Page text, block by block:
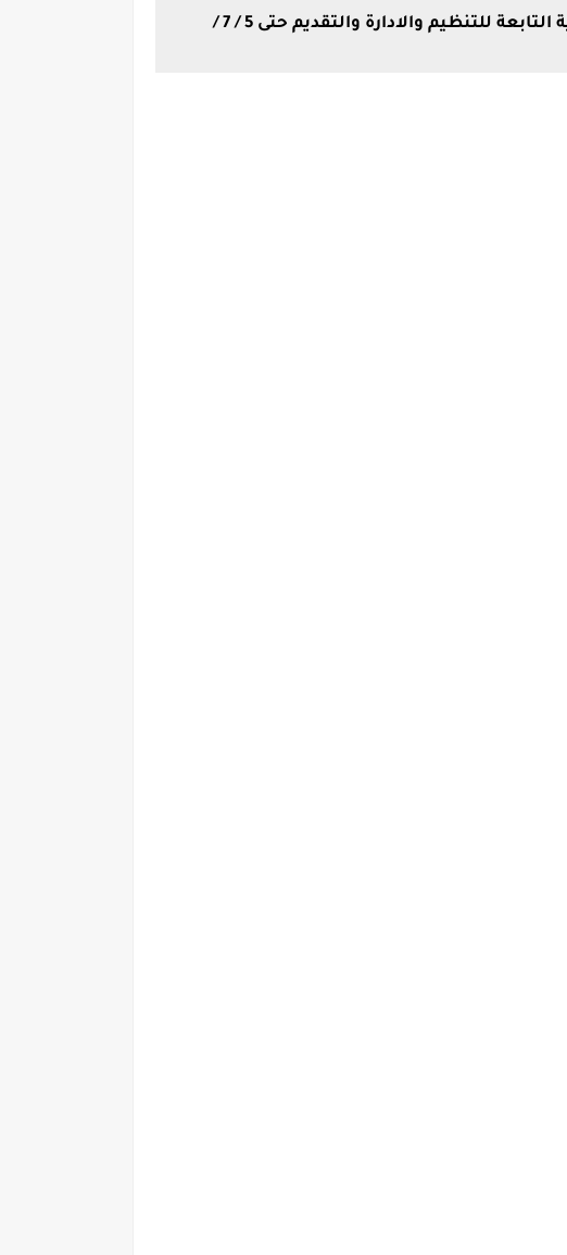
وظائف لحملة الماجستير والدكتوراة وظائف الجامعات الحكومية على بوابة الوظائف الحكومية التابعة للتنظيم والادارة والتقديم حتى 5 / 7 /